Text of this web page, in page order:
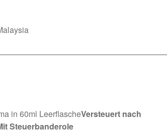
in 60ml LeerflascheVersteuert nach
Steuerbanderole